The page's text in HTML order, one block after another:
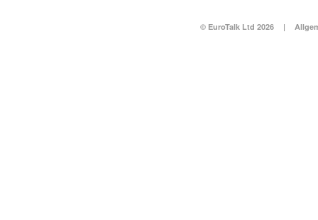
© EuroTalk Ltd 2026 |